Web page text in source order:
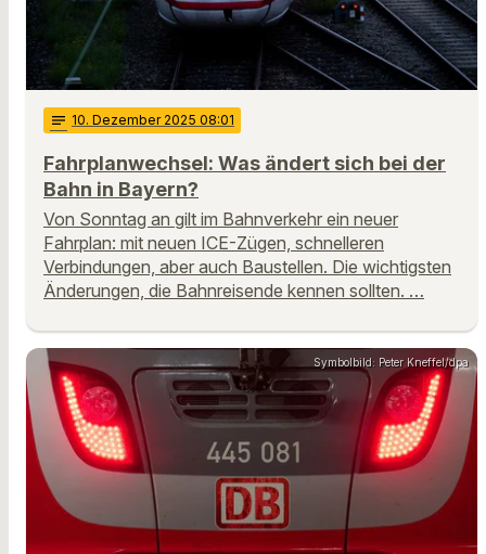
notes 10. Dezember 2025 08:01
Fahrplanwechsel: Was ändert sich bei der
Bahn in Bayern?
Von Sonntag an gilt im Bahnverkehr ein neuer
Fahrplan: mit neuen ICE-Zügen, schnelleren
Verbindungen, aber auch Baustellen. Die wichtigsten
Änderungen, die Bahnreisende kennen sollten. …
Symbolbild: Peter Kneffel/dpa